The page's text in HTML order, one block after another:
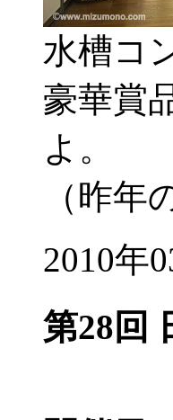
水槽コ
豪華賞
よ。
（昨
2010年
第28回